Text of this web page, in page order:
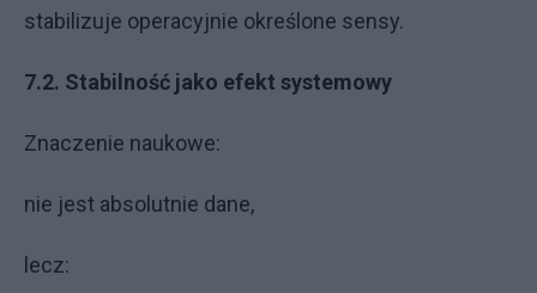
stabilizuje operacyjnie określone sensy.
7.2. Stabilność jako efekt systemowy
Znaczenie naukowe:
nie jest absolutnie dane,
lecz: